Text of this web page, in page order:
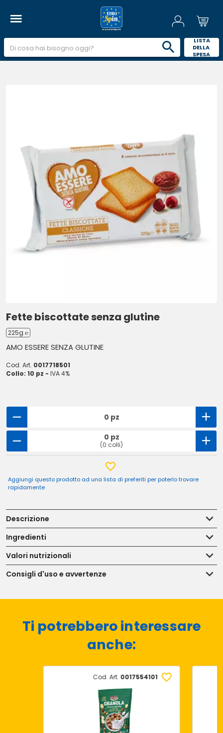
LISTA
DELLA
SPESA
Fette biscottate senza glutine
225g ℮
AMO ESSERE SENZA GLUTINE
Cod. Art. 0017718501
Collo: 10 pz - IVA 4%
0 pz
0 pz
(0 colli)
Aggiungi questo prodotto ad una lista di preferiti per poterlo trovare
rapidamente
Descrizione
Ingredienti
Valori nutrizionali
Consigli d'uso e avvertenze
Ti potrebbero interessare
anche:
Cod. Art. 0017554101